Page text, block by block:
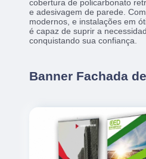
cobertura de policarbonato
e adesivagem de parede.
modernos, e instalações em
é capaz de suprir a
conquistando sua confiança.
Banner Fachada